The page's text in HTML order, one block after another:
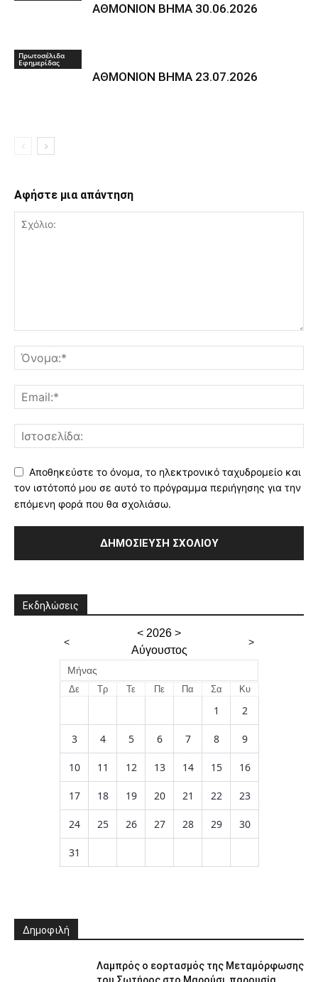
AΘΜΟΝΙΟΝ ΒΗΜΑ 30.06.2026
Πρωτοσέλιδα
Εφημερίδας
ΑΘΜΟΝΙΟΝ ΒΗΜΑ 23.07.2026
Αφήστε μια απάντηση
Αποθηκεύστε το όνομα, το ηλεκτρονικό ταχυδρομείο και
τον ιστότοπό μου σε αυτό το πρόγραμμα περιήγησης για την
επόμενη φορά που θα σχολιάσω.
Εκδηλώσεις
<
< 2026 >
Αύγουστος
>
Μήνας
Δε Τρ Τε Πε Πα Σα Κυ
1 2
3 4 5 6 7 8 9
10 11 12 13 14 15 16
17 18 19 20 21 22 23
24 25 26 27 28 29 30
31
Δημοφιλή
Λαμπρός ο εορτασμός της Μεταμόρφωσης